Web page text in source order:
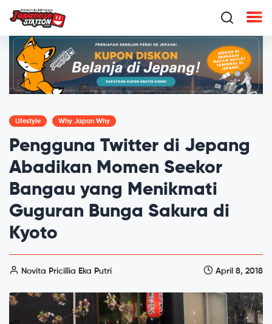
Lifestyle Why Japan Why
Pengguna Twitter di Jepang
Abadikan Momen Seekor
Bangau yang Menikmati
Guguran Bunga Sakura di
Kyoto
Novita Pricillia Eka Putri April 8, 2018